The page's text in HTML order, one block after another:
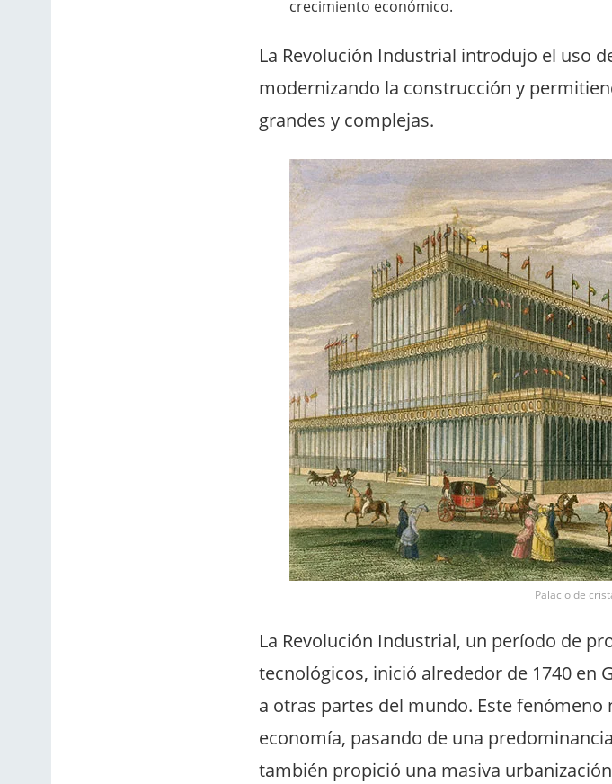
crecimiento económico.
La Revolución Industrial introdujo el uso
modernizando la construcción y
grandes y complejas.
Palacio de
La Revolución Industrial, un período de
tecnológicos, inició alrededor de 1740 en
a otras partes del mundo. Este
economía, pasando de una
también propició una masiva